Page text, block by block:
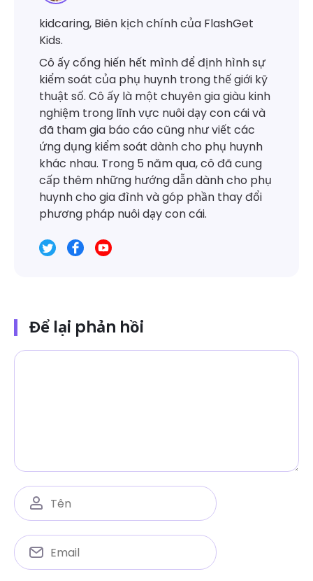
kidcaring, Biên kịch chính của FlashGet
Kids.
Cô ấy cống hiến hết mình để định hình sự
kiểm soát của phụ huynh trong thế giới kỹ
thuật số. Cô ấy là một chuyên gia giàu kinh
nghiệm trong lĩnh vực nuôi dạy con cái và
đã tham gia báo cáo cũng như viết các
ứng dụng kiểm soát dành cho phụ huynh
khác nhau. Trong 5 năm qua, cô đã cung
cấp thêm những hướng dẫn dành cho phụ
huynh cho gia đình và góp phần thay đổi
phương pháp nuôi dạy con cái.
Để lại phản hồi